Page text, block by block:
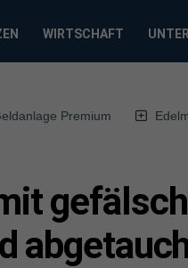
WIRTSCHAFT
Premium